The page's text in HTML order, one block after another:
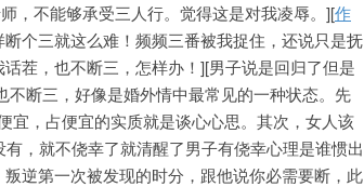
，不能够承受三人行。觉得这是对我凌辱。][作
个三就这么难！频频三番被我捉住，还说只是抚
茬，也不断三，怎样办！][男子说是回归了但是
断三，好像是婚外情中最常见的一种状态。先
宜，占便宜的实质就是谈心心思。其次，女人该
，就不侥幸了就清醒了男子有侥幸心理是谁惯出
逆第一次被发现的时分，跟他说你必需要断，此